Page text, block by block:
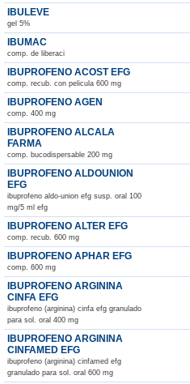
IBULEVE
gel 5%
IBUMAC
comp. de liberaci
IBUPROFENO ACOST EFG
comp. recub. con pelicula 600 mg
IBUPROFENO AGEN
comp. 400 mg
IBUPROFENO ALCALA
FARMA
comp. bucodispersable 200 mg
IBUPROFENO ALDOUNION
EFG
ibuprofeno aldo-union efg susp. oral 100
mg/5 ml efg
IBUPROFENO ALTER EFG
comp. recub. 600 mg
IBUPROFENO APHAR EFG
comp. 600 mg
IBUPROFENO ARGININA
CINFA EFG
ibuprofeno (arginina) cinfa efg granulado
para sol. oral 400 mg
IBUPROFENO ARGININA
CINFAMED EFG
ibuprofeno (arginina) cinfamed efg
granulado para sol. oral 600 mg